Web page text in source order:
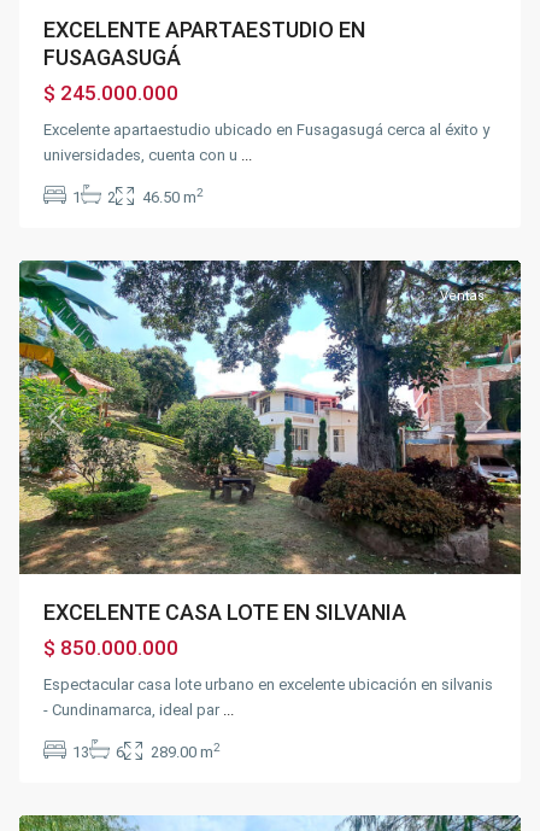
EXCELENTE APARTAESTUDIO EN
FUSAGASUGÁ
$ 245.000.000
Excelente apartaestudio ubicado en Fusagasugá cerca al éxito y
universidades, cuenta con u
1 2 46.50 m2
Previous Next
Ventas
EXCELENTE CASA LOTE EN SILVANIA
$ 850.000.000
Espectacular casa lote urbano en excelente ubicación en silvanis
- Cundinamarca, ideal par
13 6 289.00 m2